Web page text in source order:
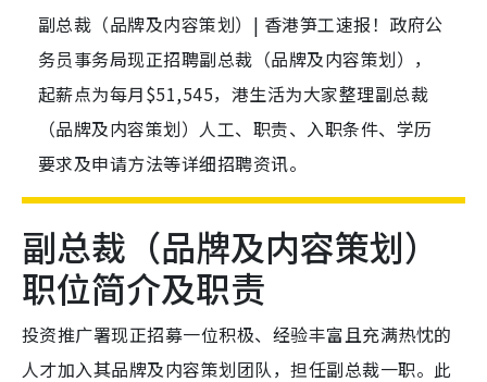
副总裁（品牌及内容策划）| 香港笋工速报！政府公
务员事务局现正招聘副总裁（品牌及内容策划），
起薪点为每月$51,545，港生活为大家整理副总裁
（品牌及内容策划）人工、职责、入职条件、学历
要求及申请方法等详细招聘资讯。
副总裁（品牌及内容策划）
职位简介及职责
投资推广署现正招募一位积极、经验丰富且充满热忱的
人才加入其品牌及内容策划团队，担任副总裁一职。此